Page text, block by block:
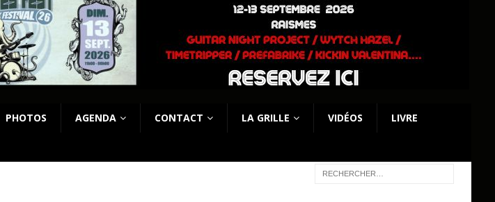
PHOTOS AGENDA CONTACT LA GRILLE VIDÉOS LIVRE